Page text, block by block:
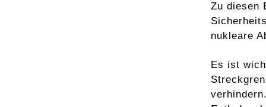
Zu diesen
nukleare
Es ist